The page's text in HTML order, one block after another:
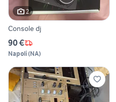
2
Console dj
90 €
Napoli(NA)